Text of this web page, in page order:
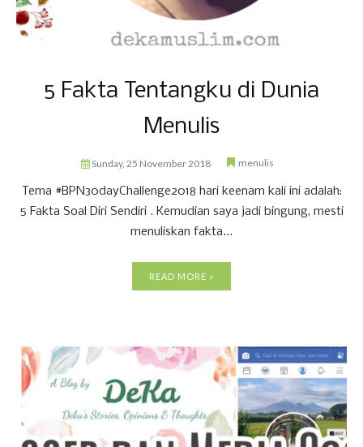
5 Fakta Tentangku di Dunia
Menulis
Sunday, 25 November 2018 menulis
Tema #BPN30dayChallenge2018 hari keenam kali ini adalah:
5 Fakta Soal Diri Sendiri . Kemudian saya jadi bingung, mesti
menuliskan fakta...
READ MORE »